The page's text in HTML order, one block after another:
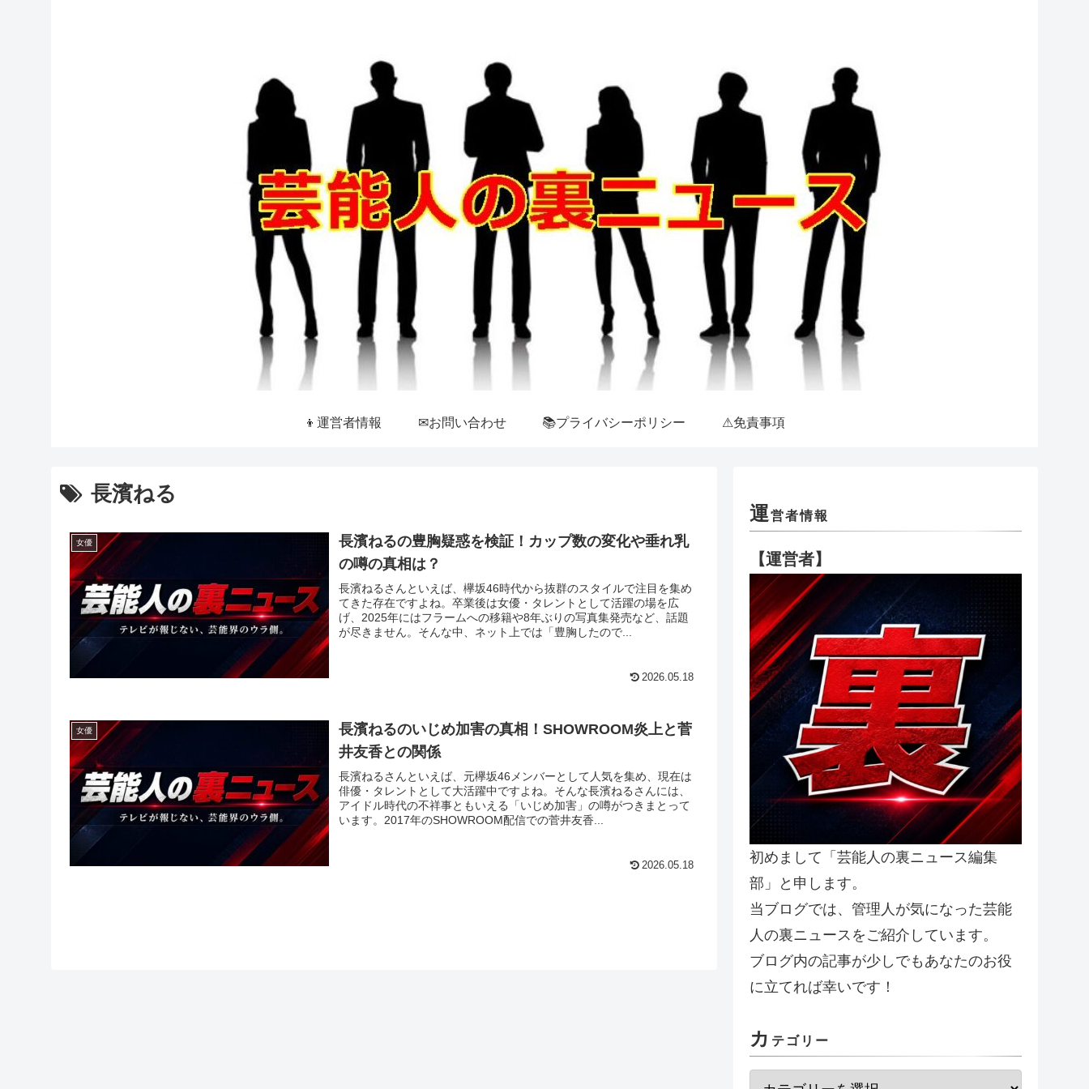
👦運営者情報 ✉お問い合わせ 📚プライバシーポリシー ⚠免責事項
長濱ねる
女優
長濱ねるの豊胸疑惑を検証！カップ数の変化や垂れ乳
の噂の真相は？
長濱ねるさんといえば、欅坂46時代から抜群のスタイルで注目を集め
てきた存在ですよね。卒業後は女優・タレントとして活躍の場を広
げ、2025年にはフラームへの移籍や8年ぶりの写真集発売など、話題
が尽きません。そんな中、ネット上では「豊胸したので...
2026.05.18
女優
長濱ねるのいじめ加害の真相！SHOWROOM炎上と菅
井友香との関係
長濱ねるさんといえば、元欅坂46メンバーとして人気を集め、現在は
俳優・タレントとして大活躍中ですよね。そんな長濱ねるさんには、
アイドル時代の不祥事ともいえる「いじめ加害」の噂がつきまとって
います。2017年のSHOWROOM配信での菅井友香...
2026.05.18
運営者情報
【運営者】
初めまして「芸能人の裏ニュース編集
部」と申します。
当ブログでは、管理人が気になった芸能
人の裏ニュースをご紹介しています。
ブログ内の記事が少しでもあなたのお役
に立てれば幸いです！
カ テゴリー